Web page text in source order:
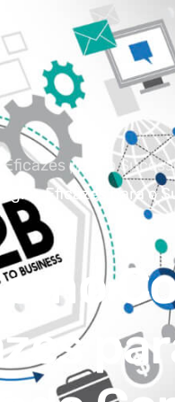
para o
Eficazes para o